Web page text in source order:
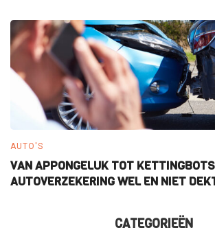
AUTO'S
VAN APPONGELUK TOT
AUTOVERZEKERING WEL EN NIET
CATEGORIEËN